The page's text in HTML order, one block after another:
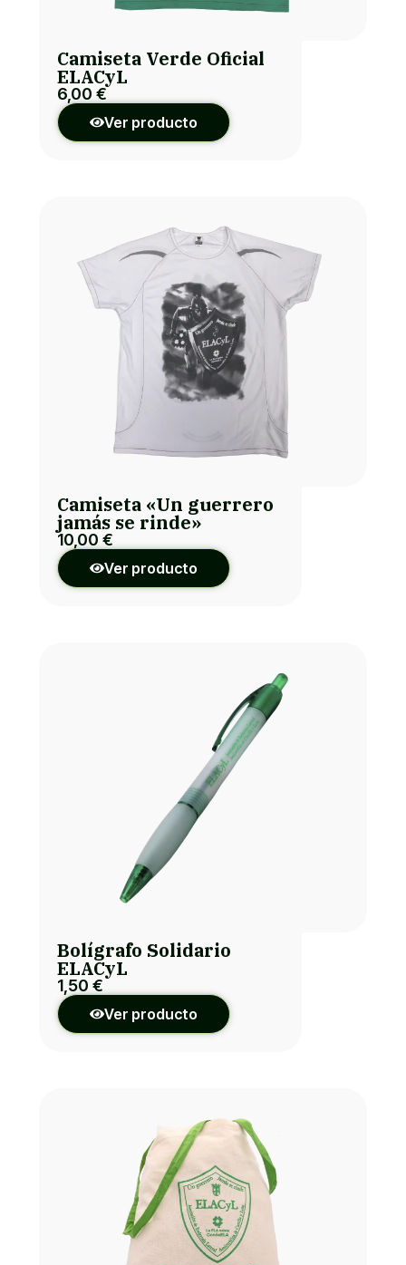
Camiseta Verde Oficial
ELACyL
6,00 €
Ver producto
Camiseta «Un guerrero
jamás se rinde»
10,00 €
Ver producto
Bolígrafo Solidario
ELACyL
1,50 €
Ver producto